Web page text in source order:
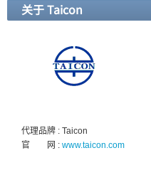
关于 Taicon
代理品牌 : Taicon
官 网 : www.taicon.com